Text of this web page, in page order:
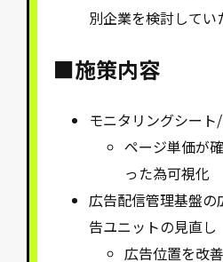
別企業を検討してい
■施策内容
モニタリングシー
ページ単価が
った為可視化
広告配信管理基盤
告ユニットの見直し
広告位置を改